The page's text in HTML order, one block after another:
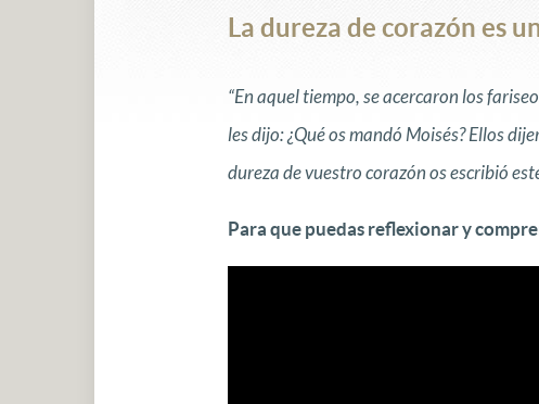
La dureza de corazón es
“En aquel tiempo, se acercaron los
les dijo: ¿Qué os mandó Moisés? Ellos
dureza de vuestro corazón os escribió
Para que puedas reflexionar y